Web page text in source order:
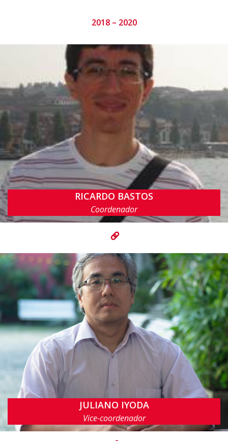
2018 – 2020
RICARDO BASTOS
Coordenador
rbcp@cin.ufpe.br
JULIANO IYODA
Vice-coordenador
jmi@cin.ufpe.br